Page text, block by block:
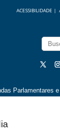
ACESSIBILIDADE |
Parlamentares